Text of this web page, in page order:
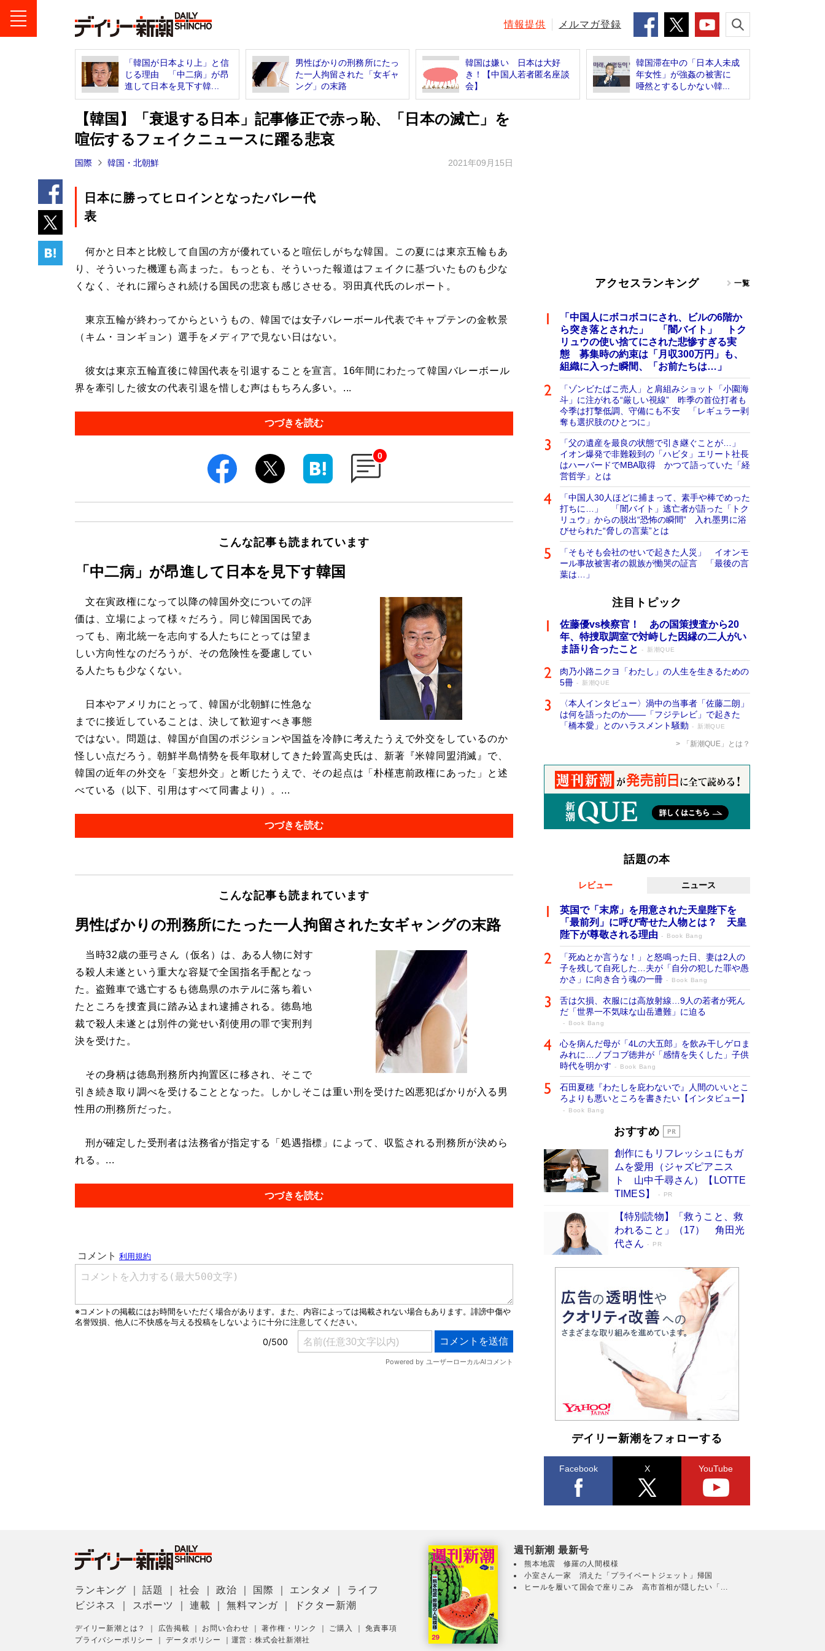
情報提供 メルマガ登録
「韓国が日本より上」と信
じる理由 「中二病」が昂
進して日本を見下す韓...
男性ばかりの刑務所にたっ
た一人拘留された「女ギャ
ング」の末路
韓国は嫌い 日本は大好
き！【中国人若者匿名座談
会】
韓国滞在中の「日本人未成
年女性」が強姦の被害に
唖然とするしかない韓...
【韓国】「衰退する日本」記事修正で赤っ恥、「日本の滅亡」を
喧伝するフェイクニュースに躍る悲哀
国際 韓国・北朝鮮 2021年09月15日
日本に勝ってヒロインとなったバレー代
表
何かと日本と比較して自国の方が優れていると喧伝しがちな韓国。この夏には東京五輪もあ
り、そういった機運も高まった。もっとも、そういった報道はフェイクに基づいたものも少な
くなく、それに躍らされ続ける国民の悲哀も感じさせる。羽田真代氏のレポート。
東京五輪が終わってからというもの、韓国では女子バレーボール代表でキャプテンの金軟景
（キム・ヨンギョン）選手をメディアで見ない日はない。
彼女は東京五輪直後に韓国代表を引退することを宣言。16年間にわたって韓国バレーボール
界を牽引した彼女の代表引退を惜しむ声はもちろん多い。...
つづきを読む
0
こんな記事も読まれています
「中二病」が昂進して日本を見下す韓国
文在寅政権になって以降の韓国外交についての評
価は、立場によって様々だろう。同じ韓国国民であ
っても、南北統一を志向する人たちにとっては望ま
しい方向性なのだろうが、その危険性を憂慮してい
る人たちも少なくない。
日本やアメリカにとって、韓国が北朝鮮に性急な
までに接近していることは、決して歓迎すべき事態
ではない。問題は、韓国が自国のポジションや国益を冷静に考えたうえで外交をしているのか
怪しい点だろう。朝鮮半島情勢を長年取材してきた鈴置高史氏は、新著『米韓同盟消滅』で、
韓国の近年の外交を「妄想外交」と断じたうえで、その起点は「朴槿恵前政権にあった」と述
べている（以下、引用はすべて同書より）。...
つづきを読む
こんな記事も読まれています
男性ばかりの刑務所にたった一人拘留された女ギャングの末路
当時32歳の亜弓さん（仮名）は、ある人物に対す
る殺人未遂という重大な容疑で全国指名手配となっ
た。盗難車で逃亡するも徳島県のホテルに落ち着い
たところを捜査員に踏み込まれ逮捕される。徳島地
裁で殺人未遂とは別件の覚せい剤使用の罪で実刑判
決を受けた。
その身柄は徳島刑務所内拘置区に移され、そこで
引き続き取り調べを受けることとなった。しかしそこは重い刑を受けた凶悪犯ばかりが入る男
性用の刑務所だった。
刑が確定した受刑者は法務省が指定する「処遇指標」によって、収監される刑務所が決めら
れる。...
つづきを読む
アクセスランキング 一覧
「中国人にボコボコにされ、ビルの6階か
ら突き落とされた」 「闇バイト」 トク
リュウの使い捨てにされた悲惨すぎる実
態 募集時の約束は「月収300万円」も、
組織に入った瞬間、「お前たちは…」
「ゾンビたばこ売人」と肩組みショット「小園海
斗」に注がれる“厳しい視線” 昨季の首位打者も
今季は打撃低調、守備にも不安 「レギュラー剥
奪も選択肢のひとつに」
「父の遺産を最良の状態で引き継ぐことが…」
イオン爆発で非難殺到の「ハビタ」エリート社長
はハーバードでMBA取得 かつて語っていた「経
営哲学」とは
「中国人30人ほどに捕まって、素手や棒でめった
打ちに…」 「闇バイト」逃亡者が語った「トク
リュウ」からの脱出“恐怖の瞬間” 入れ墨男に浴
びせられた“脅しの言葉”とは
「そもそも会社のせいで起きた人災」 イオンモ
ール事故被害者の親族が慟哭の証言 「最後の言
葉は…」
注目トピック
佐藤優vs検察官！ あの国策捜査から20
年、特捜取調室で対峙した因縁の二人がい
ま語り合ったこと
新潮QUE
肉乃小路ニクヨ「わたし」の人生を生きるための
5冊
新潮QUE
〈本人インタビュー〉渦中の当事者「佐藤二朗」
は何を語ったのか――「フジテレビ」で起きた
「橋本愛」とのハラスメント騒動
新潮QUE
「新潮QUE」とは？
話題の本
レビュー ニュース
英国で「末席」を用意された天皇陛下を
「最前列」に呼び寄せた人物とは？ 天皇
陛下が尊敬される理由
Book Bang
「死ぬとか言うな！」と怒鳴った日、妻は2人の
子を残して自死した…夫が「自分の犯した罪や愚
かさ」に向き合う魂の一冊
Book Bang
舌は欠損、衣服には高放射線…9人の若者が死ん
だ「世界一不気味な山岳遭難」に迫る
Book Bang
心を病んだ母が「4Lの大五郎」を飲み干しゲロま
みれに…ノブコブ徳井が「感情を失くした」子供
時代を明かす
Book Bang
石田夏穂『わたしを庇わないで』人間のいいとこ
ろよりも悪いところを書きたい【インタビュー】
Book Bang
73歳でも働くしかない 「老後レス時代」
「『火垂るの墓』は、大嘘である」原作者が抱き
続けた“自責の念”とは…「自己憐憫は描きたくな
い」監督が徹底的にこだわったこと（後編） #
Book Bang
「なんで？ そんな馬鹿な……」90歳になった作
家・阿刀田高さんが、ひとり暮らしの生活を明か
す
Book Bang
人々が新たな一歩を踏み出す連作短篇集『海のほ
Book Bang
和田秀樹の70代、80代向け新書がベスト3を独
占 上半期1位にも選出［新書ベストセラー］
Book Bang
おすすめ
創作にもリフレッシュにもガ
ムを愛用（ジャズピアニス
ト 山中千尋さん）【LOTTE
TIMES】
PR
【特別読物】「救うこと、救
われること」（17） 角田光
代さん
PR
デイリー新潮をフォローする
Facebook X YouTube
ランキング ｜話題 ｜社会 ｜政治 国際 エンタメ
ライフ
ビジネス
スポーツ ｜連載 ｜無料マンガ ドクター新潮
デイリー新潮とは？ 広告掲載 お問い合わせ ｜著作権・リンク ご購入 ｜免責事項
プライバシーポリシー
｜データポリシー 運営：株式会社新潮社
週刊新潮 最新号
熊本地震 修羅の人間模様
小室さん一家 消えた「プライベートジェット」帰国
ヒールを履いて国会で座りこみ 高市首相が隠したい「...